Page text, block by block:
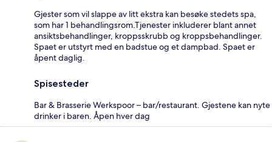
Gjester som vil slappe av litt ekstra kan besøke stedets spa,
som har 1 behandlingsrom.Tjenester inkluderer blant annet
ansiktsbehandlinger, kroppsskrubb og kroppsbehandlinger.
Spaet er utstyrt med en badstue og et dampbad. Spaet er
åpent daglig.
Spisesteder
Bar & Brasserie Werkspoor – bar/restaurant. Gjestene kan nyte
drinker i baren. Åpen hver dag